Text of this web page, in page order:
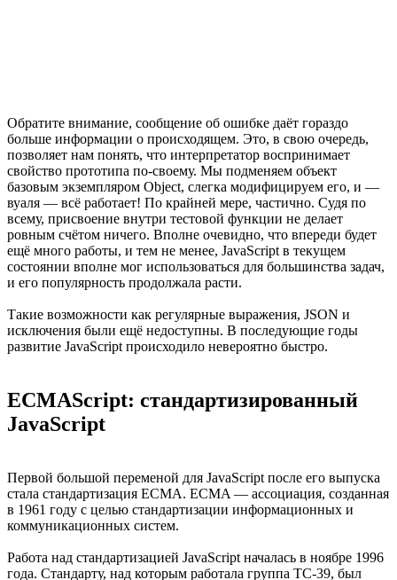
Обратите внимание, сообщение об ошибке даёт гораздо
больше информации о происходящем. Это, в свою очередь,
позволяет нам понять, что интерпретатор воспринимает
свойство прототипа по-своему. Мы подменяем объект
базовым экземпляром Object, слегка модифицируем его, и —
вуаля — всё работает! По крайней мере, частично. Судя по
всему, присвоение внутри тестовой функции не делает
ровным счётом ничего. Вполне очевидно, что впереди будет
ещё много работы, и тем не менее, JavaScript в текущем
состоянии вполне мог использоваться для большинства задач,
и его популярность продолжала расти.
Такие возможности как регулярные выражения, JSON и
исключения были ещё недоступны. В последующие годы
развитие JavaScript происходило невероятно быстро.
ECMAScript: стандартизированный
JavaScript
Первой большой переменой для JavaScript после его выпуска
стала стандартизация ECMA. ECMA — ассоциация, созданная
в 1961 году с целью стандартизации информационных и
коммуникационных систем.
Работа над стандартизацией JavaScript началась в ноябре 1996
года. Стандарту, над которым работала группа TC-39, был